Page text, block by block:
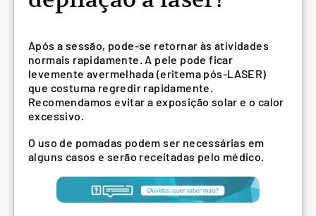
Após a sessão, pode-se retornar às atividades
normais rapidamente. A pele pode ficar
levemente avermelhada (eritema pós-LASER)
que costuma regredir rapidamente.
Recomendamos evitar a exposição solar e o calor
excessivo.
O uso de pomadas podem ser necessárias em
alguns casos e serão receitadas pelo médico.